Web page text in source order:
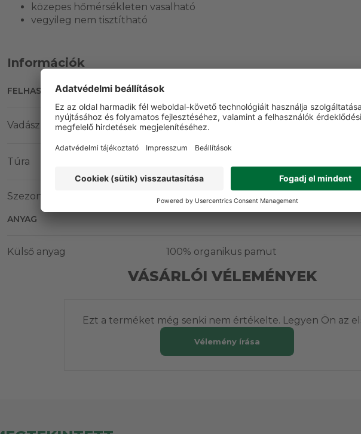
közepes hőmérsékleten vasalható
vegyileg nem tisztítható
Információk
FELHASZNÁLÁSI TERÜLET
Vadász Igen
Túra
Szezonális csoport Nyári ruházat
ANYAG
Külső anyag 100% organikus pamut
VÁSÁRLÓI VÉLEMÉNYEK
Ezt a terméket még senki nem értékelte. Legyen Ön az
Vélemény írása